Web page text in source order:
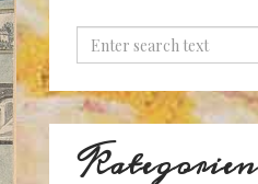
Kategorien